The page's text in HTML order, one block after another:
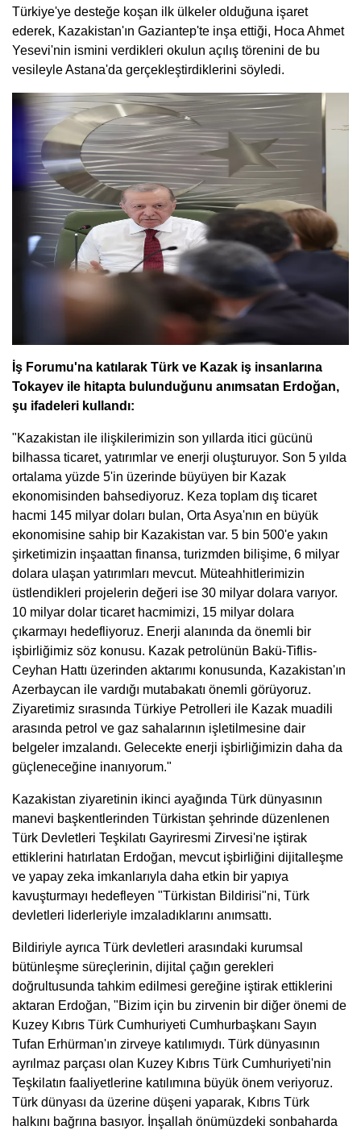
Türkiye'ye desteğe koşan ilk ülkeler olduğuna işaret
ederek, Kazakistan'ın Gaziantep'te inşa ettiği, Hoca Ahmet
Yesevi'nin ismini verdikleri okulun açılış törenini de bu
vesileyle Astana'da gerçekleştirdiklerini söyledi.
İş Forumu'na katılarak Türk ve Kazak iş insanlarına
Tokayev ile hitapta bulunduğunu anımsatan Erdoğan,
şu ifadeleri kullandı:
"Kazakistan ile ilişkilerimizin son yıllarda itici gücünü
bilhassa ticaret, yatırımlar ve enerji oluşturuyor. Son 5 yılda
ortalama yüzde 5'in üzerinde büyüyen bir Kazak
ekonomisinden bahsediyoruz. Keza toplam dış ticaret
hacmi 145 milyar doları bulan, Orta Asya'nın en büyük
ekonomisine sahip bir Kazakistan var. 5 bin 500'e yakın
şirketimizin inşaattan finansa, turizmden bilişime, 6 milyar
dolara ulaşan yatırımları mevcut. Müteahhitlerimizin
üstlendikleri projelerin değeri ise 30 milyar dolara varıyor.
10 milyar dolar ticaret hacmimizi, 15 milyar dolara
çıkarmayı hedefliyoruz. Enerji alanında da önemli bir
işbirliğimiz söz konusu. Kazak petrolünün Bakü-Tiflis-
Ceyhan Hattı üzerinden aktarımı konusunda, Kazakistan'ın
Azerbaycan ile vardığı mutabakatı önemli görüyoruz.
Ziyaretimiz sırasında Türkiye Petrolleri ile Kazak muadili
arasında petrol ve gaz sahalarının işletilmesine dair
belgeler imzalandı. Gelecekte enerji işbirliğimizin daha da
güçleneceğine inanıyorum."
Kazakistan ziyaretinin ikinci ayağında Türk dünyasının
manevi başkentlerinden Türkistan şehrinde düzenlenen
Türk Devletleri Teşkilatı Gayriresmi Zirvesi'ne iştirak
ettiklerini hatırlatan Erdoğan, mevcut işbirliğini dijitalleşme
ve yapay zeka imkanlarıyla daha etkin bir yapıya
kavuşturmayı hedefleyen "Türkistan Bildirisi"ni, Türk
devletleri liderleriyle imzaladıklarını anımsattı.
Bildiriyle ayrıca Türk devletleri arasındaki kurumsal
bütünleşme süreçlerinin, dijital çağın gerekleri
doğrultusunda tahkim edilmesi gereğine iştirak ettiklerini
aktaran Erdoğan, "Bizim için bu zirvenin bir diğer önemi de
Kuzey Kıbrıs Türk Cumhuriyeti Cumhurbaşkanı Sayın
Tufan Erhürman'ın zirveye katılımıydı. Türk dünyasının
ayrılmaz parçası olan Kuzey Kıbrıs Türk Cumhuriyeti'nin
Teşkilatın faaliyetlerine katılımına büyük önem veriyoruz.
Türk dünyası da üzerine düşeni yaparak, Kıbrıs Türk
halkını bağrına basıyor. İnşallah önümüzdeki sonbaharda